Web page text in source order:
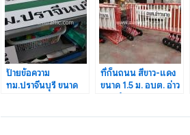
ป้ายข้อความ
ทม.ปราจีนบุรี ขนาด
ที่กั้นถนน สีขาว-แดง
ขนาด 1.5 ม. อบต. อ่าว